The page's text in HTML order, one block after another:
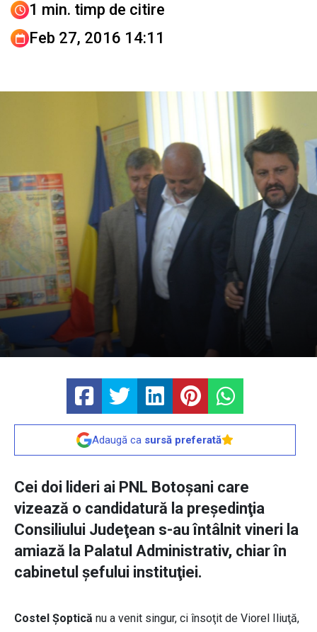
1 min. timp de citire
Feb 27, 2016 14:11
Adaugă ca sursă preferată
Cei doi lideri ai PNL Botoşani care
vizează o candidatură la preşedinţia
Consiliului Judeţean s-au întâlnit vineri la
amiază la Palatul Administrativ, chiar în
cabinetul şefului instituţiei.
Costel Şoptică nu a venit singur, ci însoţit de Viorel Iliuţă,